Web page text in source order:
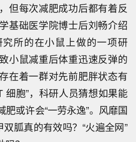
但每次减肥成功后都有着反
基础医学院博士后刘畅介绍
所的在小鼠上做的一项研
小鼠减重后体重迅速反弹的
在着一群对先前肥胖状态有
细胞”，科研人员猜想如果能
或许会“一劳永逸”。风靡国
双胍真的有效吗？“火遍全网”